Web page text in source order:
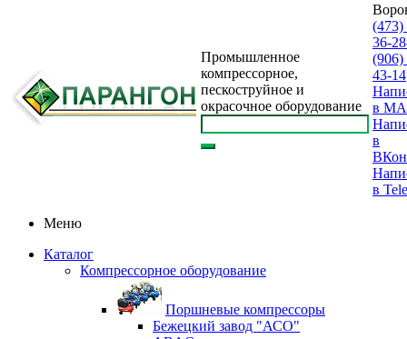
Промышленное
компрессорное,
пескоструйное и
окрасочное оборудование
(473)
36-28
(906)
43-14
в
в
в
Меню
Каталог
Компрессорное оборудование
Поршневые компрессоры
Бежецкий завод "АСО"